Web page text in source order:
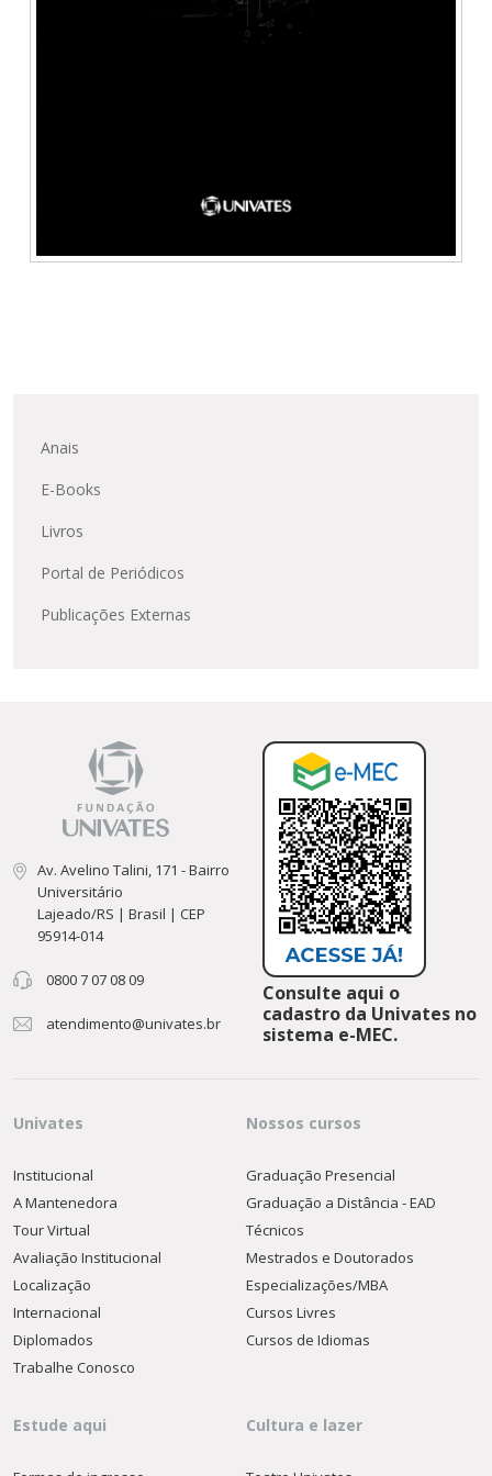
Anais
E-Books
Livros
Portal de Periódicos
Publicações Externas
Av. Avelino Talini, 171 - Bairro
Universitário
Lajeado/RS | Brasil | CEP
95914-014
0800 7 07 08 09
atendimento@univates.br
Consulte aqui o
cadastro da Univates no
sistema e-MEC.
Univates
Institucional
A Mantenedora
Tour Virtual
Avaliação Institucional
Localização
Internacional
Diplomados
Trabalhe Conosco
Nossos cursos
Graduação Presencial
Graduação a Distância - EAD
Técnicos
Mestrados e Doutorados
Especializações/MBA
Cursos Livres
Cursos de Idiomas
Estude aqui Cultura e lazer